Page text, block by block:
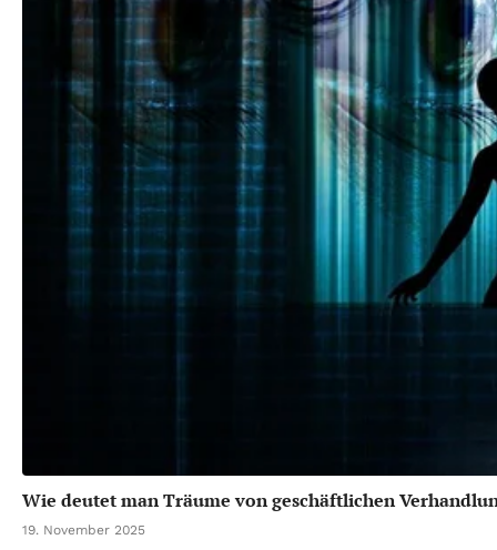
Wie deutet man Träume von geschäftlichen
19. November 2025